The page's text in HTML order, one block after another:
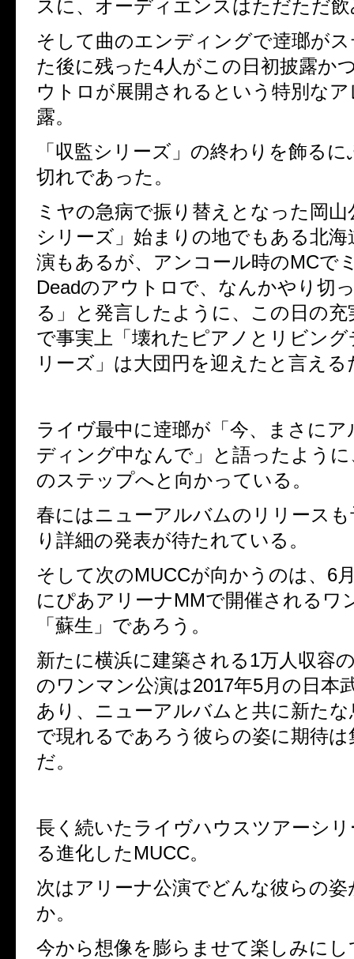
スに、オーディエンスはただただ
そして曲のエンディングで逹瑯が
た後に残った4人がこの日初披露か
ウトロが展開されるという特別な
露。
「収監シリーズ」の終わりを飾る
切れであった。
ミヤの急病で振り替えとなった岡山
シリーズ」始まりの地でもある北海
演もあるが、アンコール時のMCで
Deadのアウトロで、なんかやり切
る」と発言したように、この日の
で事実上「壊れたピアノとリビン
リーズ」は大団円を迎えたと言える
ライヴ最中に逹瑯が「今、まさに
ディング中なんで」と語ったように
のステップへと向かっている。
春にはニューアルバムのリリース
り詳細の発表が待たれている。
そして次のMUCCが向かうのは、 6
にぴあアリーナMMで開催されるワ
「蘇生」であろう。
新たに横浜に建築される1万人収容
のワンマン公演は2017年5月の日本
あり、ニューアルバムと共に新たな
で現れるであろう彼らの姿に期待
だ。
長く続いたライヴハウスツアーシ
る進化した MUCC。
次はアリーナ公演でどんな彼らの
か。
今から想像を膨らませて楽しみに